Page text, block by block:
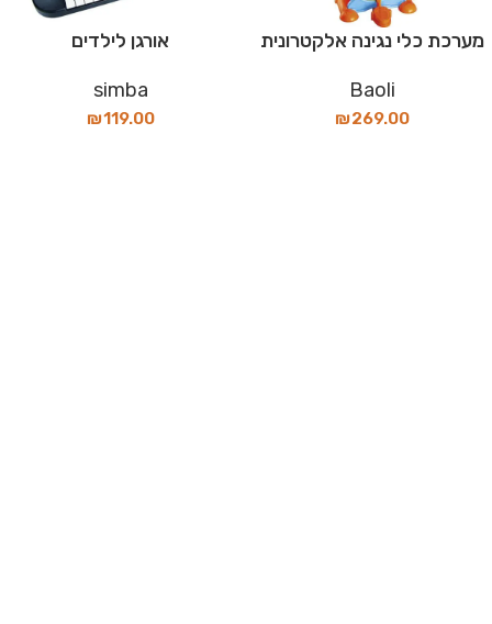
מערכת כלי נגינה אלקטרונית
Baoli
₪269.00
אורגן לילדים
simba
₪119.00